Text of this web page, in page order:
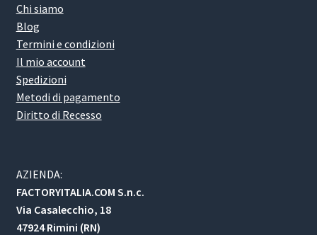
Chi siamo
Blog
Termini e condizioni
Il mio account
Spedizioni
Metodi di pagamento
Diritto di Recesso
AZIENDA:
FACTORYITALIA.COM S.n.c.
Via Casalecchio, 18
47924 Rimini (RN)